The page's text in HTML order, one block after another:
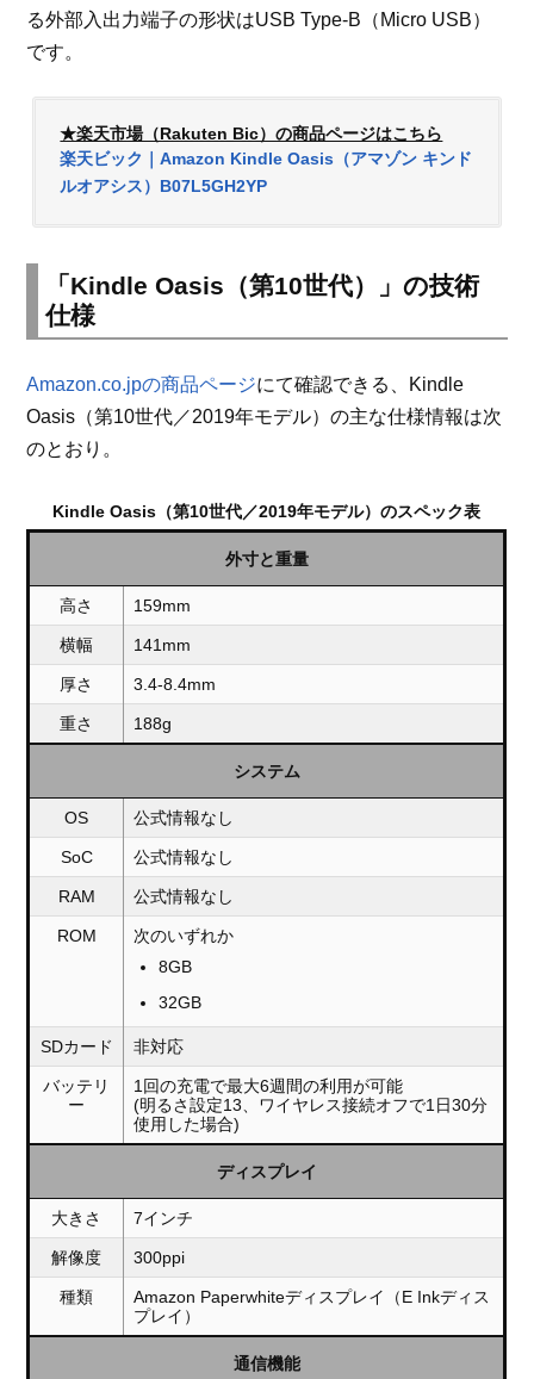
る外部入出力端子の形状はUSB Type-B（Micro USB）
です。
★楽天市場（Rakuten Bic）の商品ページはこちら
楽天ビック｜Amazon Kindle Oasis（アマゾン キンド
ルオアシス）B07L5GH2YP
「Kindle Oasis（第10世代）」の技術
仕様
Amazon.co.jpの商品ページにて確認できる、Kindle
Oasis（第10世代／2019年モデル）の主な仕様情報は次
のとおり。
Kindle Oasis（第10世代／2019年モデル）のスペック表
外寸と重量
高さ 159mm
横幅 141mm
厚さ 3.4-8.4mm
重さ 188g
システム
OS 公式情報なし
SoC 公式情報なし
RAM 公式情報なし
ROM
次のいずれか
8GB
32GB
SDカード 非対応
バッテリ
ー
1回の充電で最大6週間の利用が可能
(明るさ設定13、ワイヤレス接続オフで1日30分
使用した場合)
ディスプレイ
大きさ 7インチ
解像度 300ppi
種類
Amazon Paperwhiteディスプレイ（E Inkディス
プレイ）
通信機能